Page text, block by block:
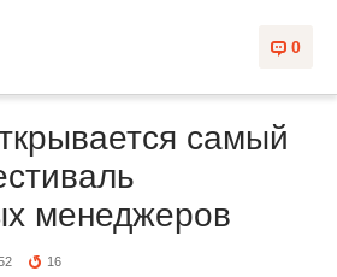
0
самый
менеджеров
16